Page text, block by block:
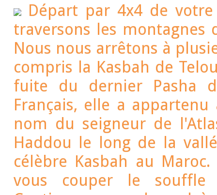
Départ par 4x4 de votre
traversons les montagnes
Nous nous arrêtons à plusieurs Kasbahs en cours de la route y
compris la Kasbah de
fuite du dernier Pasha
Français, elle a
nom du seigneur de
Haddou le long de la
célèbre Kasbah au
vous couper le